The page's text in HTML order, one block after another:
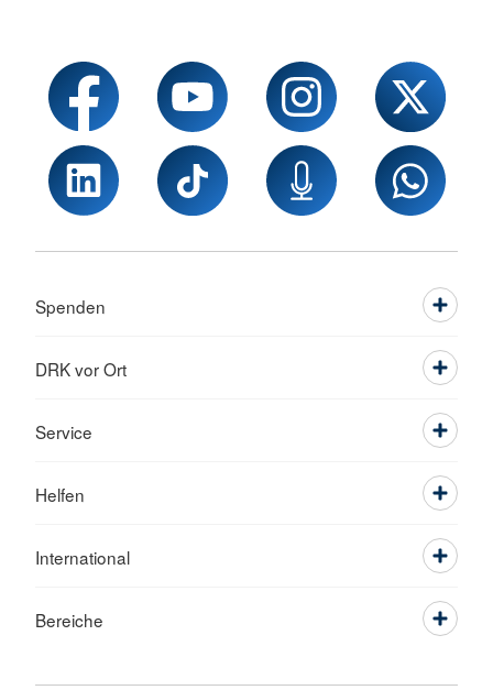
Spenden
DRK vor Ort
Service
Helfen
International
Bereiche